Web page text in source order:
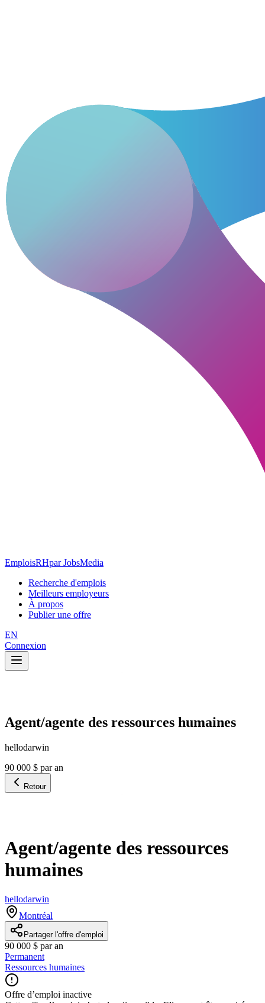
EmploisRHpar JobsMedia
Recherche d'emplois
Meilleurs employeurs
À propos
Publier une offre
EN
Connexion
Agent/agente des ressources humaines
hellodarwin
90 000 $ par an
Retour
Agent/agente des ressources
humaines
hellodarwin
Montréal
Partager l'offre d'emploi
90 000 $ par an
Permanent
Ressources humaines
Offre d’emploi inactive